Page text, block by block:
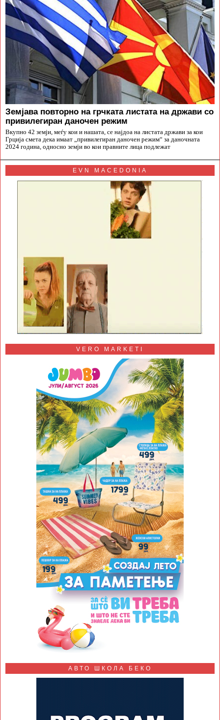
Земјава повторно на грчката листата на држави со
привилегиран даночен режим
Вкупно 42 земји, меѓу кои и нашата, се најдоа на листата држави за кои
Грција смета дека имаат „привилегиран даночен режим“ за даночната
2024 година, односно земји во кои правните лица подлежат
EVN MACEDONIA
VERO MARKETI
АВТО ШКОЛА БЕКО